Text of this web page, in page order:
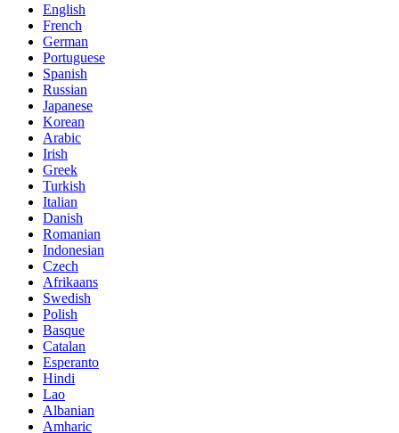
English
French
German
Portuguese
Spanish
Russian
Japanese
Korean
Arabic
Irish
Greek
Turkish
Italian
Danish
Romanian
Indonesian
Czech
Afrikaans
Swedish
Polish
Basque
Catalan
Esperanto
Hindi
Lao
Albanian
Amharic